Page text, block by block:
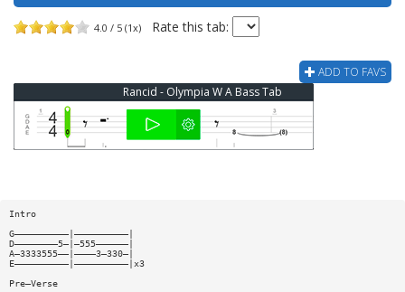
4.0 / 5 (1x) Rate this tab:
ADD TO FAVS
Rancid - Olympia W A Bass Tab
Intro
G——————————|——————————|
D————————5—|—555——————|
A—3333555——|————3—330—|
E——————————|——————————|x3
Pre—Verse